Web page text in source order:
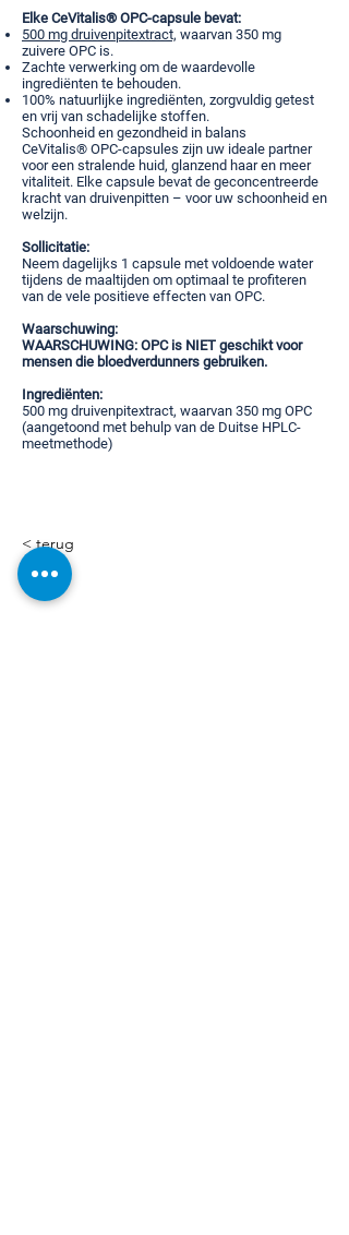
Elke CeVitalis® OPC-capsule bevat:
500 mg druivenpitextract, waarvan 350 mg
zuivere OPC is.
Zachte verwerking om de waardevolle
ingrediënten te behouden.
100% natuurlijke ingrediënten, zorgvuldig getest
en vrij van schadelijke stoffen.
Schoonheid en gezondheid in balans
CeVitalis® OPC-capsules zijn uw ideale partner
voor een stralende huid, glanzend haar en meer
vitaliteit. Elke capsule bevat de geconcentreerde
kracht van druivenpitten – voor uw schoonheid en
welzijn.
Sollicitatie:
Neem dagelijks 1 capsule met voldoende water
tijdens de maaltijden om optimaal te profiteren
van de vele positieve effecten van OPC.
Waarschuwing:
WAARSCHUWING: OPC is NIET geschikt voor
mensen die bloedverdunners gebruiken.
Ingrediënten:
500 mg druivenpitextract, waarvan 350 mg OPC
(aangetoond met behulp van de Duitse HPLC-
meetmethode)
< terug